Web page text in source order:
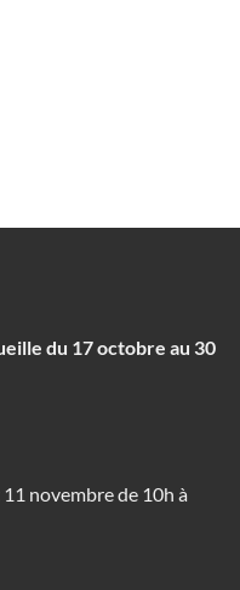
du 17 octobre au 30
novembre de 10h à